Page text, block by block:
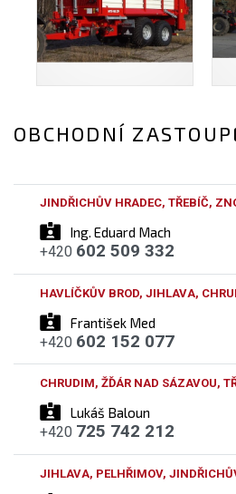
OBCHODNÍ
Ing. Eduard Mach
JINDŘICHŮV HRADEC, TŘEBÍČ,
+420 602 509 332
František Med
HAVLÍČKŮV BROD, JIHLAVA,
+420 602 152 077
Lukáš Baloun
CHRUDIM, ŽĎÁR NAD SÁZAVOU,
+420 725 742 212
JIHLAVA, PELHŘIMOV,